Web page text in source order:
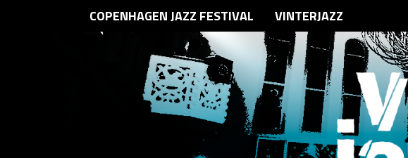
COPENHAGEN JAZZ FESTIVAL VINTERJAZZ